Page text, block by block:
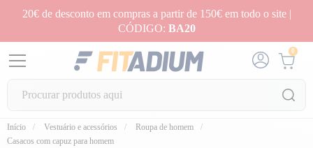
20€ de desconto em compras a partir de 150€ em todo o site |
CÓDIGO: BA20
0
Início Vestuário e acessórios
Roupa de homem
Casacos com capuz para homem